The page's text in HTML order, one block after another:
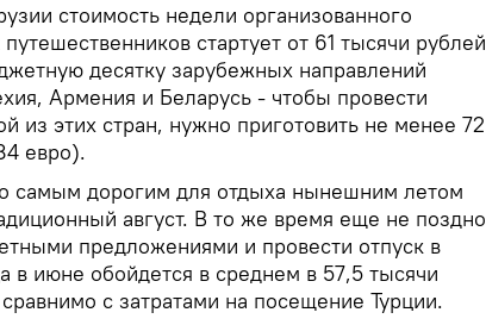
стоимость недели организованного
стартует от 61 тысячи рублей
десятку зарубежных направлений
Армения и Беларусь - чтобы провести
из этих стран, нужно приготовить не менее 72
евро).
самым дорогим для отдыха нынешним летом
август. В то же время еще не поздно
предложениями и провести отпуск в
в июне обойдется в среднем в 57,5 тысячи
с затратами на посещение Турции.